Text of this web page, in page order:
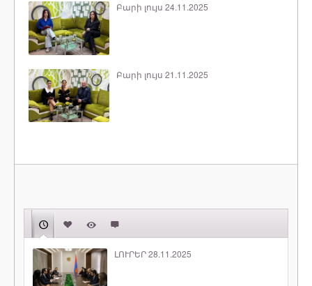
Բարի լույս 24.11.2025
Բարի լույս 21.11.2025
ԼՈՒՐԵՐ 28.11.2025